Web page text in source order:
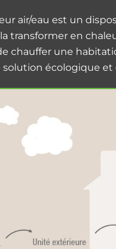
air/eau est un
transformer en
chauffer une
solution écologique